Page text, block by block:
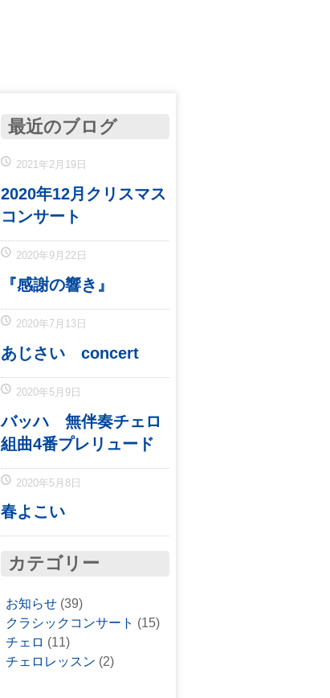
最近のブログ
2021年2月19日
2020年12月クリスマス
コンサート
2020年9月22日
『感謝の響き』
2020年7月13日
あじさい concert
2020年5月9日
バッハ 無伴奏チェロ
組曲4番プレリュード
2020年5月8日
春よこい
カテゴリー
お知らせ (39)
クラシックコンサート (15)
チェロ (11)
チェロレッスン (2)